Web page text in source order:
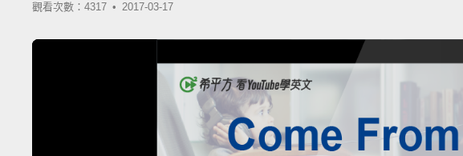
觀看次數：4317 • 2017-03-17